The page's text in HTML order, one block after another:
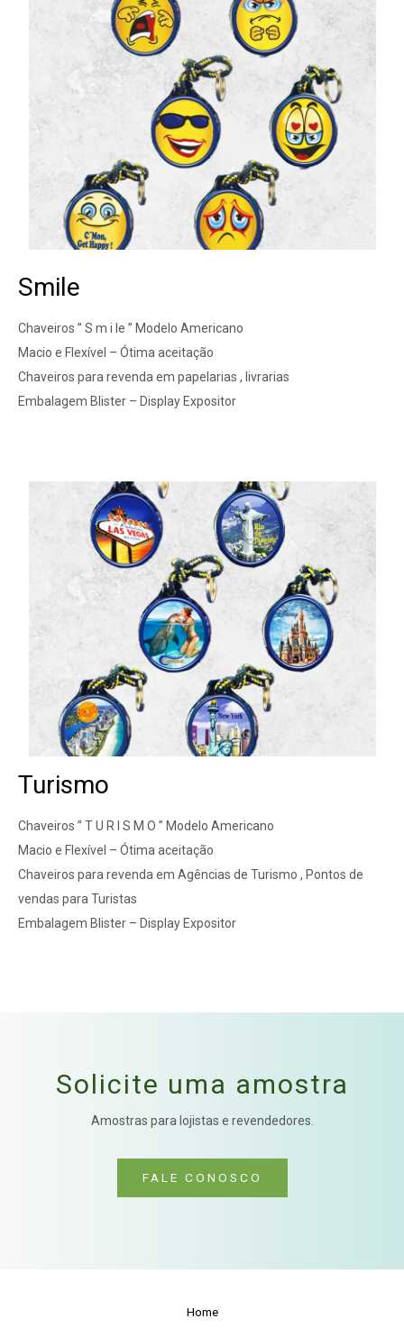
Smile
Chaveiros ” S m i le ” Modelo Americano
Macio e Flexível – Ótima aceitação
Chaveiros para revenda em papelarias , livrarias
Embalagem Blister – Display Expositor
Turismo
Chaveiros ” T U R I S M O ” Modelo Americano
Macio e Flexível – Ótima aceitação
Chaveiros para revenda em Agências de Turismo , Pontos de
vendas para Turistas
Embalagem Blister – Display Expositor
Solicite uma amostra
Amostras para lojistas e revendedores.
FALE CONOSCO
Home